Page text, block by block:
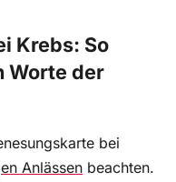
Krebs: So
Worte der
bei
Anlässen beachten.